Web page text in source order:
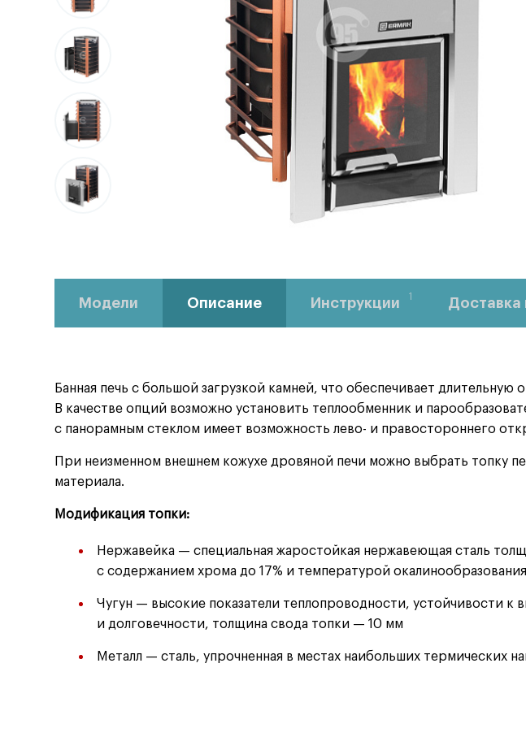
Модели Описание Инструкции 1 Доставка
Банная печь с большой загрузкой камней, что обеспечивает длительную
В качестве опций возможно установить теплообменник и
с панорамным стеклом имеет возможность лево- и правостороннего
При неизменном внешнем кожухе дровяной печи можно выбрать топку
материала.
Модификация топки:
Нержавейка — специальная жаростойкая нержавеющая сталь
с содержанием хрома до 17% и температурой
Чугун — высокие показатели теплопроводности, устойчивости к
и долговечности, толщина свода топки — 10 мм
Металл — сталь, упрочненная в местах наибольших термических